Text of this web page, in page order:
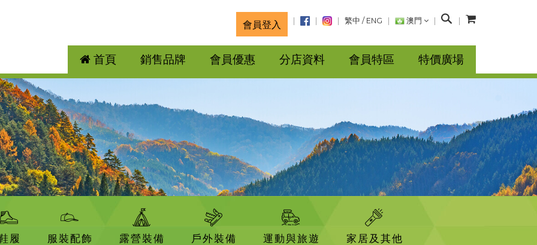
會員登入 繁中 / ENG 澳門
搜
首頁 銷售品牌 會員優惠 分店資料 會員特區 特價廣場
履 服裝配飾 露營裝備 戶外裝備 運動與旅遊 家居及其他